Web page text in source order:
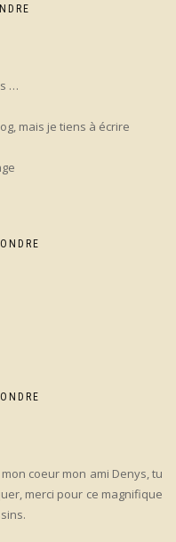
…
mais je tiens à écrire
coeur mon ami Denys, tu
merci pour ce magnifique